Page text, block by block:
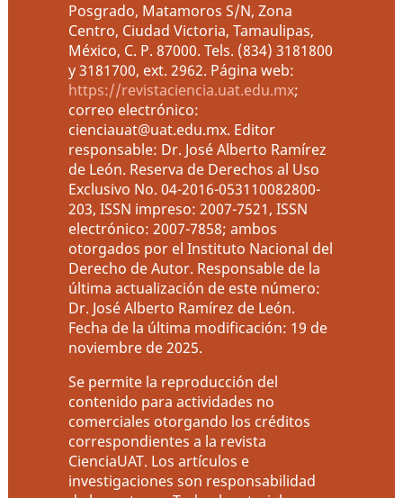
Posgrado, Matamoros S/N, Zona
Centro, Ciudad Victoria, Tamaulipas,
México, C. P. 87000. Tels. (834) 3181800
y 3181700, ext. 2962. Página web:
https://revistaciencia.uat.edu.mx;
correo electrónico:
cienciauat@uat.edu.mx. Editor
responsable: Dr. José Alberto Ramírez
de León. Reserva de Derechos al Uso
Exclusivo No. 04-2016-053110082800-
203, ISSN impreso: 2007-7521, ISSN
electrónico: 2007-7858; ambos
otorgados por el Instituto Nacional del
Derecho de Autor. Responsable de la
última actualización de este número:
Dr. José Alberto Ramírez de León.
Fecha de la última modificación: 19 de
noviembre de 2025.
Se permite la reproducción del
contenido para actividades no
comerciales otorgando los créditos
correspondientes a la revista
CienciaUAT. Los artículos e
investigaciones son responsabilidad